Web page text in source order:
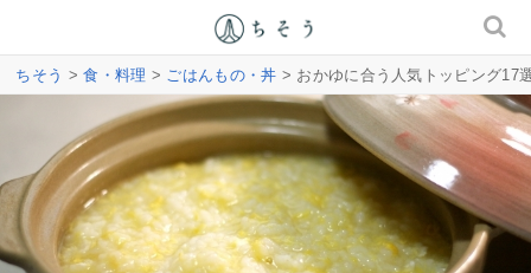
ちそう >食・料理 > ごはんもの・丼 > おかゆに合う人気トッピング17